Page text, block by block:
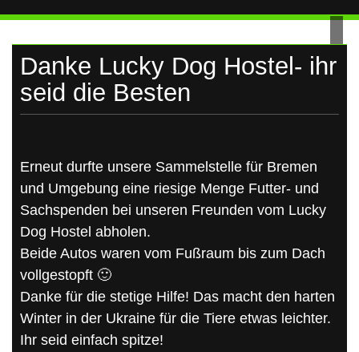
Danke Lucky Dog Hostel- ihr
seid die Besten
Erneut durfte unsere Sammelstelle für Bremen
und Umgebung eine riesige Menge Futter- und
Sachspenden bei unseren Freunden vom Lucky
Dog Hostel abholen.
Beide Autos waren vom Fußraum bis zum Dach
vollgestopft 🙂
Danke für die stetige Hilfe! Das macht den harten
Winter in der Ukraine für die Tiere etwas leichter.
Ihr seid einfach spitze!